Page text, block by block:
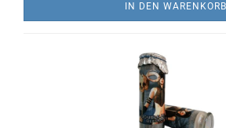
IN DEN WARENKORB